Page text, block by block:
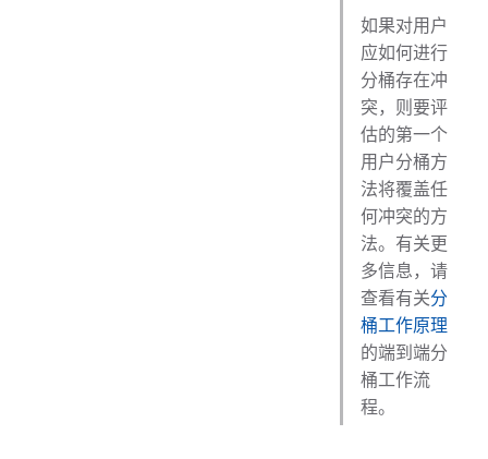
如果对用户
应如何进行
分桶存在冲
突，则要评
估的第一个
用户分桶方
法将覆盖任
何冲突的方
法。有关更
多信息，请
查看有关分
桶工作原理
的端到端分
桶工作流
程。